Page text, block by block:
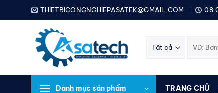
qua
THIETBICONGNGHIEPASATEK@GMAIL.COM
kiếm:
Danh mục sản phẩm TRANG CHỦ